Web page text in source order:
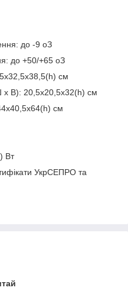
до -9 оЗ
до +50/+65 оЗ
см
х В): 20,5х20,5х32(h) см
см
Вт
УкрСЕПРО та